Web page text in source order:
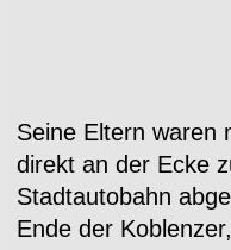
Seine Eltern waren
direkt an der Ecke
Stadtautobahn
Ende der